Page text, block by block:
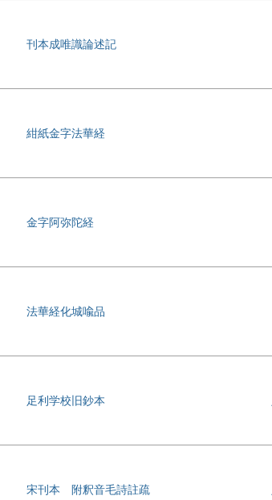
刊本成唯識論述記
紺紙金字法華経
金字阿弥陀経
法華経化城喩品
足利学校旧鈔本
宋刊本 附釈音毛詩註疏